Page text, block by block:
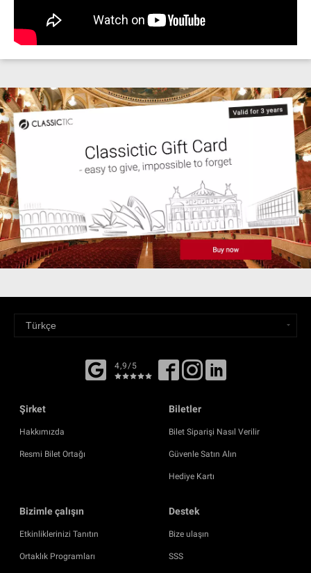
4,9/5
Şirket
Hakkımızda
Resmi Bilet Ortağı
Biletler
Bilet Siparişi Nasıl Verilir
Güvenle Satın Alın
Hediye Kartı
Bizimle çalışın
Etkinliklerinizi Tanıtın
Ortaklık Programları
Destek
Bize ulaşın
SSS